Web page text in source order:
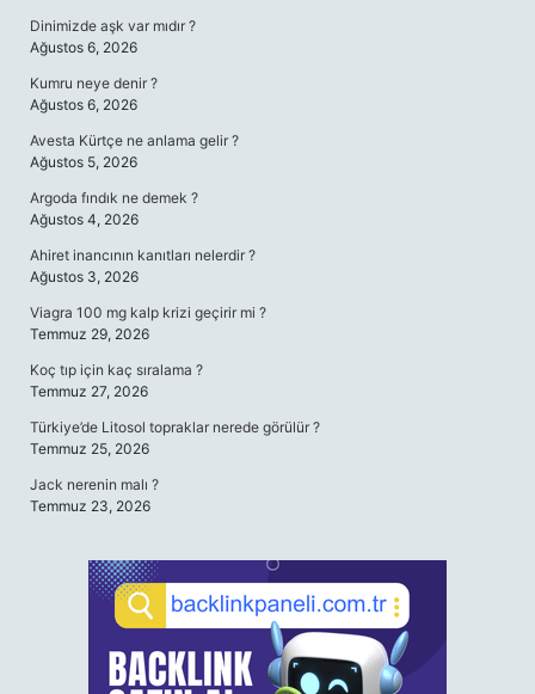
Dinimizde aşk var mıdır ?
Ağustos 6, 2026
Kumru neye denir ?
Ağustos 6, 2026
Avesta Kürtçe ne anlama gelir ?
Ağustos 5, 2026
Argoda fındık ne demek ?
Ağustos 4, 2026
Ahiret inancının kanıtları nelerdir ?
Ağustos 3, 2026
Viagra 100 mg kalp krizi geçirir mi ?
Temmuz 29, 2026
Koç tıp için kaç sıralama ?
Temmuz 27, 2026
Türkiye’de Litosol topraklar nerede görülür ?
Temmuz 25, 2026
Jack nerenin malı ?
Temmuz 23, 2026